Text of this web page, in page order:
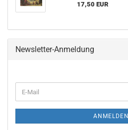
17,50 EUR
Newsletter-Anmeldung
ZUR
E-
Mail
ANMELDEN